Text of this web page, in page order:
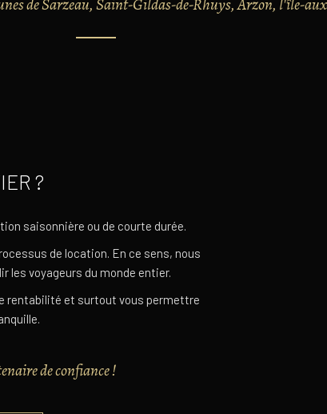
de Sarzeau, Saint-Gildas-de-Rhuys, Arzon, l'île-
?
saisonnière ou de courte durée.
de location. En ce sens, nous
les voyageurs du monde entier.
rentabilité et surtout vous permettre
de confiance !